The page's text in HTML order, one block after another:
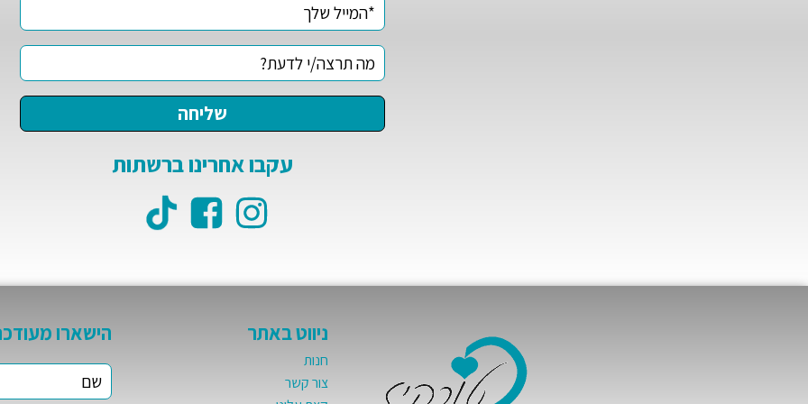
עקבו אחרינו ברשתות
ניווט באתר
חנות
צור קשר
הישארו